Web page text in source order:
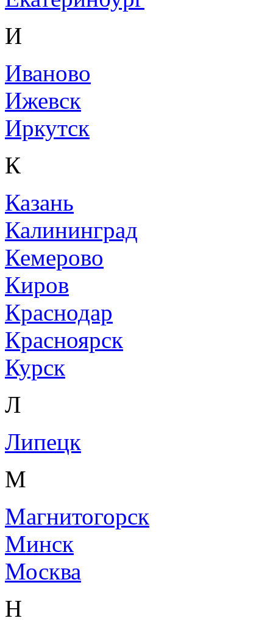
И
Иваново
Ижевск
Иркутск
К
Казань
Калининград
Кемерово
Киров
Краснодар
Красноярск
Курск
Л
Липецк
М
Магнитогорск
Минск
Москва
Н